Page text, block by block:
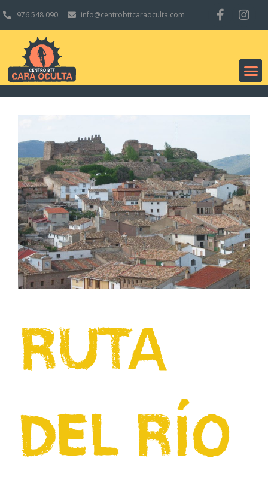
976 548 090 info@centrobttcaraoculta.com
RUTA
DEL RÍO